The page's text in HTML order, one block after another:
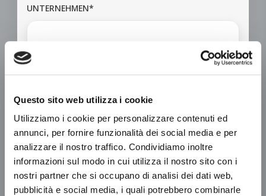
Questo sito web utilizza i cookie
Utilizziamo i cookie per personalizzare contenuti ed
annunci, per fornire funzionalità dei social media e per
analizzare il nostro traffico. Condividiamo inoltre
informazioni sul modo in cui utilizza il nostro sito con i
nostri partner che si occupano di analisi dei dati web,
pubblicità e social media, i quali potrebbero combinarle
UNTERNEHMEN*
ANHANG
ANFRAGEDETAILS*